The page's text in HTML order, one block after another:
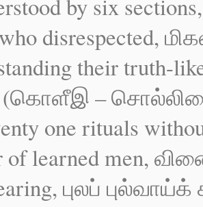
by six
who disrespected,
their
(கொளீஇ – சொல்லிசை
one rituals
of learned men,
புலப்